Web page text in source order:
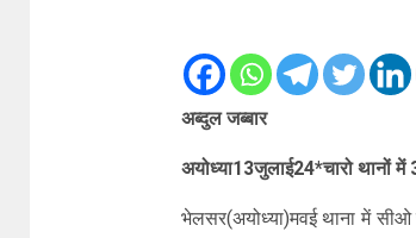
अब्दुल जब्बार
अयोध्या13जुलाई24*चारो थानों
भेलसर(अयोध्या)मवई थाना में सीओ